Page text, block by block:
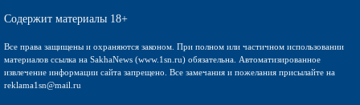
Содержит материалы 18+
Все права защищены и охраняются законом. При полном или частичном использовании
материалов ссылка на SakhaNews (www.1sn.ru) обязательна. Автоматизированное
извлечение информации сайта запрещено. Все замечания и пожелания присылайте на
reklama1sn@mail.ru